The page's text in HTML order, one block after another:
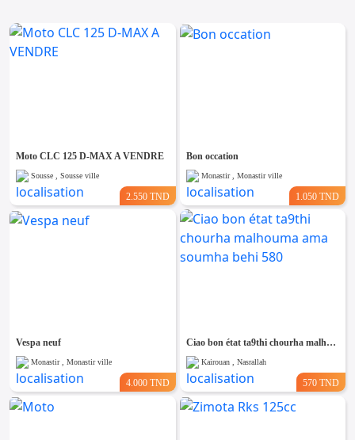
Moto CLC 125 D-MAX A VENDRE
Sousse , Sousse ville
2.550 TND
Bon occation
Monastir , Monastir ville
1.050 TND
Vespa neuf
Monastir , Monastir ville
4.000 TND
Ciao bon état ta9thi chourha malhouma ama soumha behi 580
Kairouan , Nasrallah
570 TND